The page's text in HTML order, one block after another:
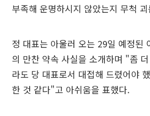
부족해 운명하시지 않았는지 무척
정 대표는 아울러 오는 29일 예정된
의 만찬 약속 사실을 소개하며 "좀
라도 당 대표로서 대접해 드렸어야
한 것 같다"고 아쉬움을 표했다.